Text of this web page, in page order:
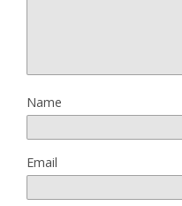
Name
Email